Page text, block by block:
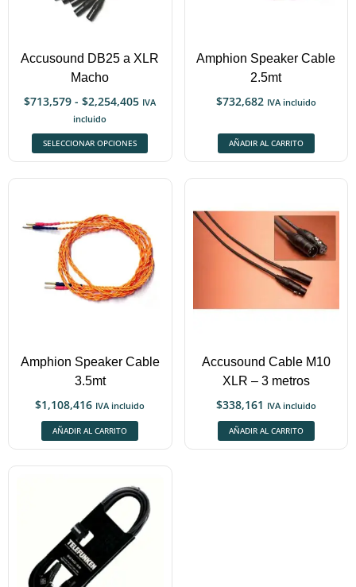
Accusound DB25 a XLR
Macho
$713,579 - $2,254,405 IVA
incluido
SELECCIONAR OPCIONES
Amphion Speaker Cable
2.5mt
$732,682 IVA incluido
AÑADIR AL CARRITO
Amphion Speaker Cable
3.5mt
$1,108,416 IVA incluido
AÑADIR AL CARRITO
Accusound Cable M10
XLR – 3 metros
$338,161 IVA incluido
AÑADIR AL CARRITO